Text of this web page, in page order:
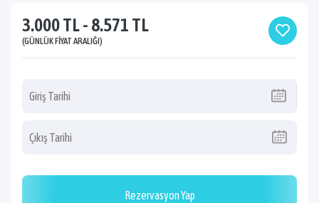
3.000 TL - 8.571 TL
(GÜNLÜK FIYAT ARALIĞI)
Rezervasyon Yap